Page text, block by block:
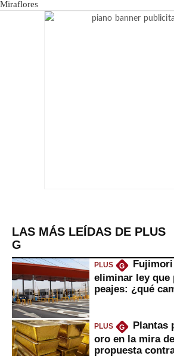
LAS MÁS LEÍDAS DE PLUS
G
PLUS G
eliminar ley que
peajes: ¿qué
PLUS G
Plantas
oro en la mira
propuesta